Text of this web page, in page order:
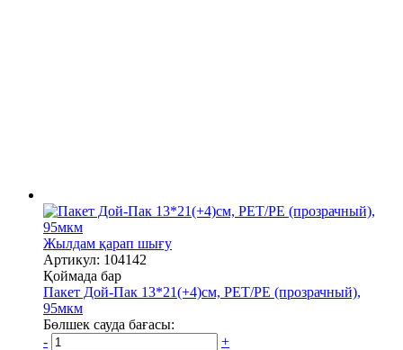
Жылдам қарап шығу
Артикул: 104142
Қоймада бар
Пакет Дой-Пак 13*21(+4)см, PET/PE (прозрачный),
95мкм
Бөлшек сауда бағасы:
-
+